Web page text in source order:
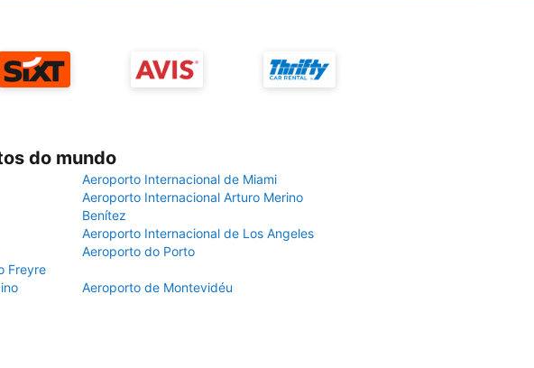
do mundo
Aeroporto Internacional de Miami
Aeroporto Internacional Arturo Merino
Benítez
Aeroporto Internacional de Los Angeles
Freyre
Aeroporto do Porto
Aeroporto de Montevidéu